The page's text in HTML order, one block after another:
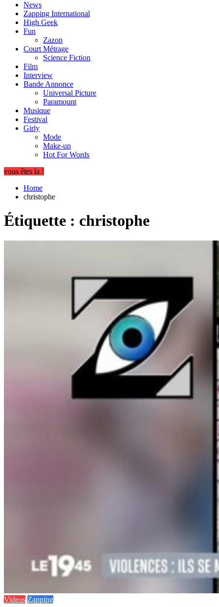
News
Zapping International
High Geek
Fun
Zazon
Court Métrage
Science Fiction
Film
Interview
Bande Annonce
Universal Picture
Paramount
Musique
Festival
Girly
Mode
Make-up
Hot For Words
vous êtes la !
Home
christophe
Étiquette : christophe
Videos Zapping